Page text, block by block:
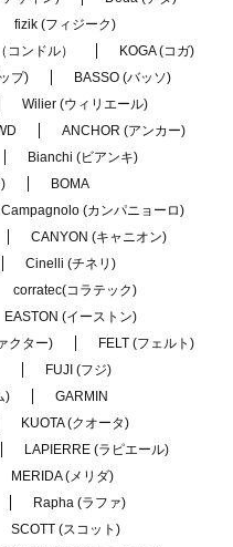
fizik (フィジーク)
ンドル）
KOGA (コガ)
プ)
BASSO (バッソ)
Wilier (ウィリエール)
ANCHOR (アンカー)
Bianchi (ビアンキ)
BOMA
Campagnolo (カンパニョーロ)
CANYON (キャニオン)
Cinelli (チネリ)
corratec(コラテック)
EASTON (イーストン)
クター)
FELT (フェルト)
FUJI (フジ)
)
GARMIN
KUOTA (クオータ)
LAPIERRE (ラピエール)
MERIDA (メリダ)
Rapha (ラファ)
SCOTT (スコット)